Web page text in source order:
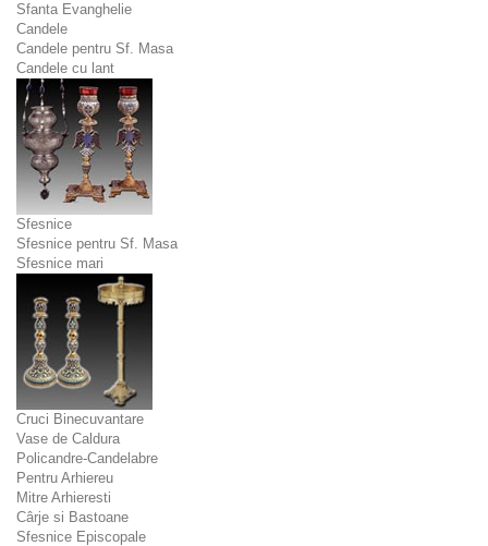
Sfanta Evanghelie
Candele
Candele pentru Sf. Masa
Candele cu lant
Sfesnice
Sfesnice pentru Sf. Masa
Sfesnice mari
Cruci Binecuvantare
Vase de Caldura
Policandre-Candelabre
Pentru Arhiereu
Mitre Arhieresti
Cârje si Bastoane
Sfesnice Episcopale